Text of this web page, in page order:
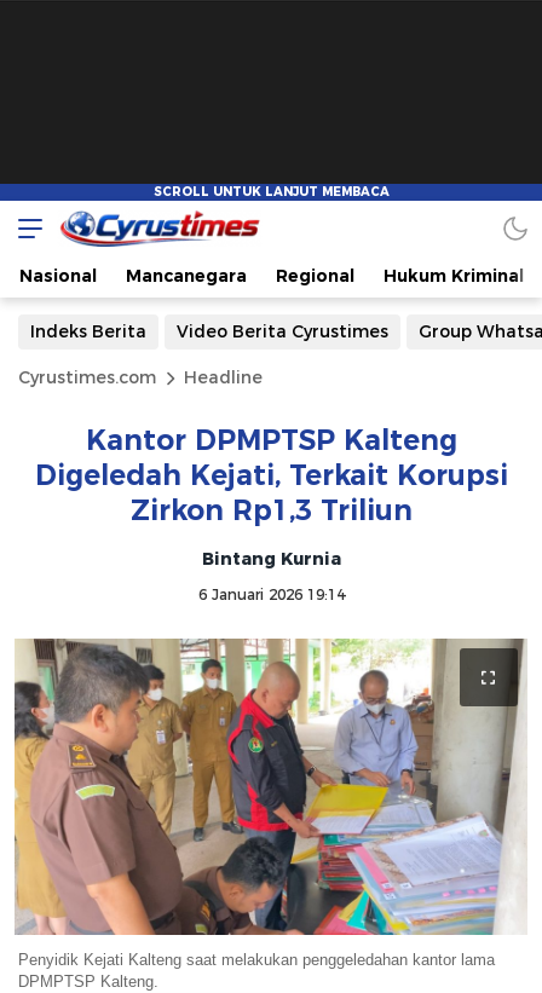
Nasional Mancanegara Regional Hukum Kriminal
Indeks Berita Video Berita Cyrustimes Group
Cyrustimes.com Headline
Kantor DPMPTSP Kalteng
Digeledah Kejati, Terkait Korupsi
Zirkon Rp1,3 Triliun
Bintang Kurnia
6 Januari 2026 19:14
Penyidik Kejati Kalteng saat melakukan penggeledahan kantor lama
DPMPTSP Kalteng.